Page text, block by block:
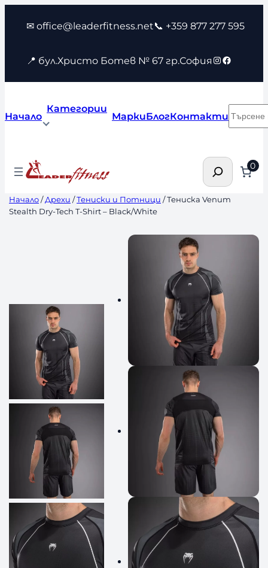
съдържанието
✉ office@leaderfitness.net📞 +359 877 277 595
📍 бул.Христо Ботев № 67 гр.София Instagram
Facebook
Начало
Категории
МаркиБлогКонтакти
Търсене 0
Начало/Дрехи /Тениски и Потници / Тениска Venum
Stealth Dry-Tech T-Shirt – Black/White